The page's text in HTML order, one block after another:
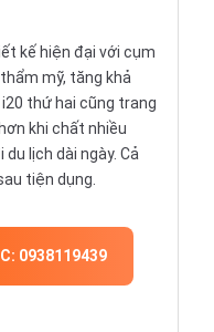
kế hiện đại với cụm
mỹ, tăng khả
thứ hai cũng trang
khi chất nhiều
lịch dài ngày. Cả
tiện dụng.
0938119439